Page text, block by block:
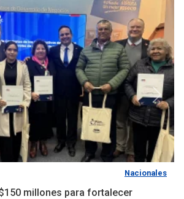
Nacionales
millones para fortalecer